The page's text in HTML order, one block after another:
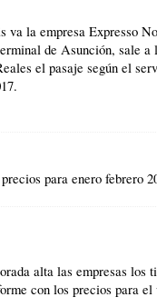
la empresa Expresso
de Asunción, sale
el pasaje según el
.
para enero febrero
alta las empresas los
con los precios para